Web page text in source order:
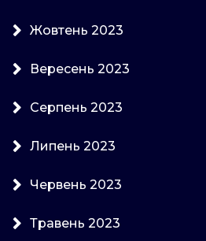
Жовтень 2023
Вересень 2023
Серпень 2023
Липень 2023
Червень 2023
Травень 2023